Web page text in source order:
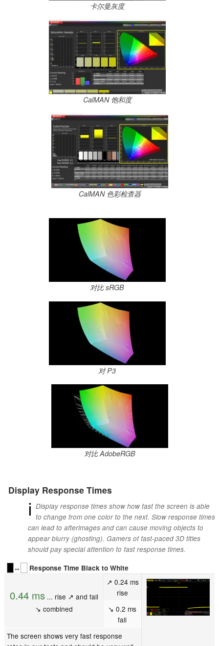
卡尔曼灰度
CalMAN 饱和度
CalMAN 色彩检查器
对比 sRGB
对 P3
对比 AdobeRGB
Display Response Times
ℹ Display response times show how fast the screen is able
to change from one color to the next. Slow response times
can lead to afterimages and can cause moving objects to
appear blurry (ghosting). Gamers of fast-paced 3D titles
should pay special attention to fast response times.
↔
Response Time Black to White
0.44 ms... rise ↗ and fall
↘ combined
↗ 0.24 ms
rise
↘ 0.2 ms
fall
The screen shows very fast response